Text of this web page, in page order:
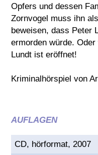
Opfers und dessen
Zornvogel muss ihn
beweisen, dass Peter
ermorden würde.
Lundt ist eröffnet!
Kriminalhörspiel von
AUFLAGEN
CD, hörformat, 2007